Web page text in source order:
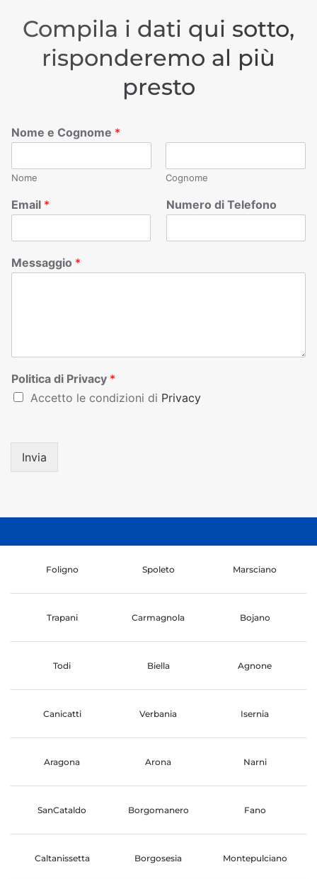
Compila i dati qui sotto,
risponderemo al più
presto
Nome e Cognome *
Nome Cognome
Email * Numero di Telefono
Messaggio *
Politica di Privacy *
Accetto le condizioni di Privacy
Invia
Foligno Spoleto Marsciano
Trapani Carmagnola Bojano
Todi Biella Agnone
Canicatti Verbania Isernia
Aragona Arona Narni
SanCataldo Borgomanero Fano
Caltanissetta Borgosesia Montepulciano